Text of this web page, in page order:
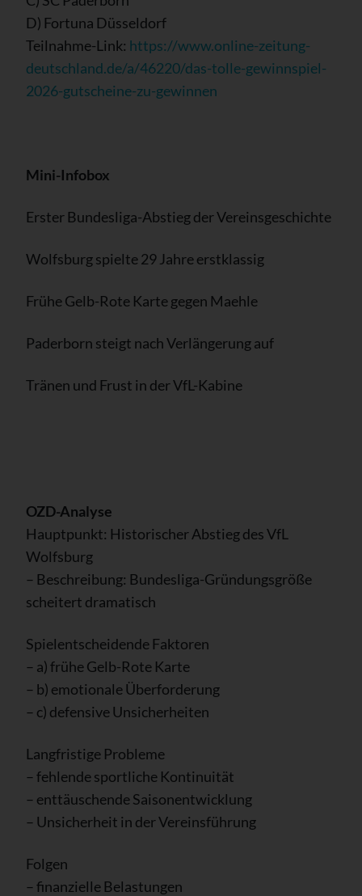
D) Fortuna Düsseldorf
Teilnahme-Link: https://www.online-zeitung-
deutschland.de/a/46220/das-tolle-gewinnspiel-
2026-gutscheine-zu-gewinnen
Mini-Infobox
Erster Bundesliga-Abstieg der Vereinsgeschichte
Wolfsburg spielte 29 Jahre erstklassig
Frühe Gelb-Rote Karte gegen Maehle
Paderborn steigt nach Verlängerung auf
Tränen und Frust in der VfL-Kabine
OZD-Analyse
Hauptpunkt: Historischer Abstieg des VfL
Wolfsburg
– Beschreibung: Bundesliga-Gründungsgröße
scheitert dramatisch
Spielentscheidende Faktoren
– a) frühe Gelb-Rote Karte
– b) emotionale Überforderung
– c) defensive Unsicherheiten
Langfristige Probleme
– fehlende sportliche Kontinuität
– enttäuschende Saisonentwicklung
– Unsicherheit in der Vereinsführung
Folgen
– finanzielle Belastungen